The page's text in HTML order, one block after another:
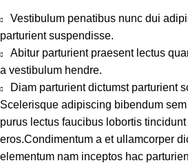
Vestibulum penatibus nunc dui
parturient suspendisse.
Abitur parturient praesent lectus
a vestibulum hendre.
Diam parturient dictumst parturient
Scelerisque adipiscing bibendum
purus lectus faucibus lobortis
eros.Condimentum a et ullamcorper
elementum nam inceptos hac